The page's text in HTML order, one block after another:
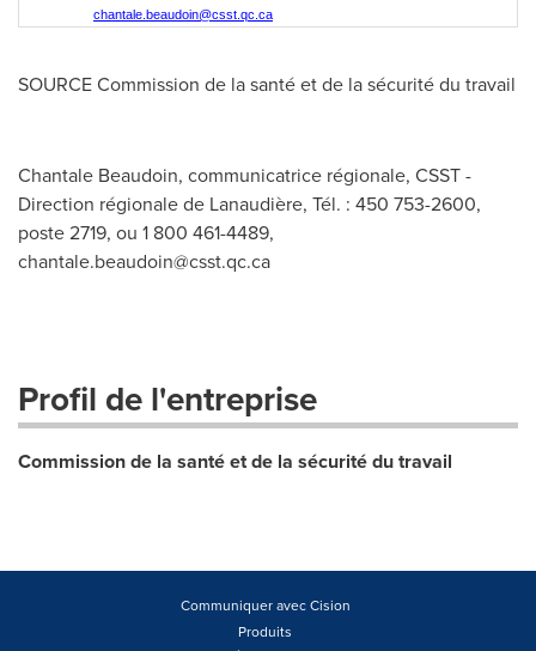
chantale.beaudoin@csst.qc.ca
SOURCE Commission de la santé et de la sécurité du travail
Chantale Beaudoin, communicatrice régionale, CSST -
Direction régionale de Lanaudière, Tél. : 450 753-2600,
poste 2719, ou 1 800 461-4489,
chantale.beaudoin@csst.qc.ca
Profil de l'entreprise
Commission de la santé et de la sécurité du travail
Communiquer avec Cision
Produits